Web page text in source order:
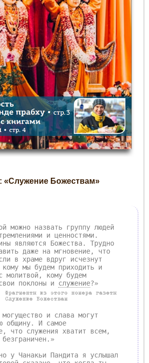
«Служение Божествам»
можно назвать группу людей
и ценностями.
являются Божества. Трудно
даже на мгновение, что
в храме вдруг исчезнут
мы будем приходить и
молитвой, кому будем
поклоны и служение?»
Фрагменты из этого номера газеты
Служение Божествам
и слава могут
общину. И самое
что служения хватит всем,
безграничен.»
у Чанакьи Пандита я услышал